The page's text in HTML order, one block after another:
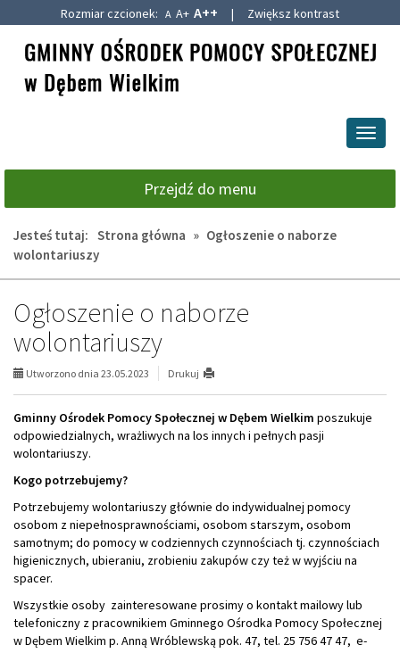
treści
Rozmiar czcionek: A A+ A++ | Zwiększ kontrast
Przejdź do menu
Jesteś tutaj: Strona główna » Ogłoszenie o naborze
wolontariuszy
Ogłoszenie o naborze
wolontariuszy
Utworzono dnia 23.05.2023 Drukuj
Gminny Ośrodek Pomocy Społecznej w Dębem Wielkim poszukuje
odpowiedzialnych, wrażliwych na los innych i pełnych pasji
wolontariuszy.
Kogo potrzebujemy?
Potrzebujemy wolontariuszy głównie do indywidualnej pomocy
osobom z niepełnosprawnościami, osobom starszym, osobom
samotnym; do pomocy w codziennych czynnościach tj. czynnościach
higienicznych, ubieraniu, zrobieniu zakupów czy też w wyjściu na
spacer.
Wszystkie osoby zainteresowane prosimy o kontakt mailowy lub
telefoniczny z pracownikiem Gminnego Ośrodka Pomocy Społecznej
w Dębem Wielkim p. Anną Wróblewską pok. 47, tel. 25 756 47 47, e-